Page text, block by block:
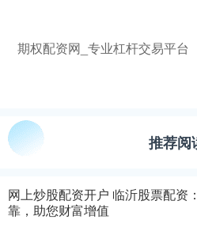
期权配资网_专业杠杆交易平台
推荐阅
网上炒股配资开户 临沂股票配资
靠，助您财富增值